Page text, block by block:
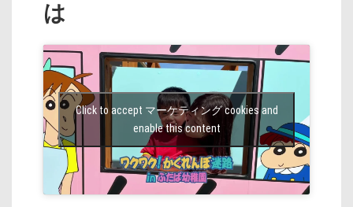
は
Click to accept マーケティング cookies and
enable this content